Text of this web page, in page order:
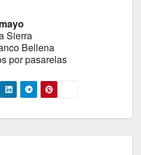
Sierra
Bellena
por pasarelas